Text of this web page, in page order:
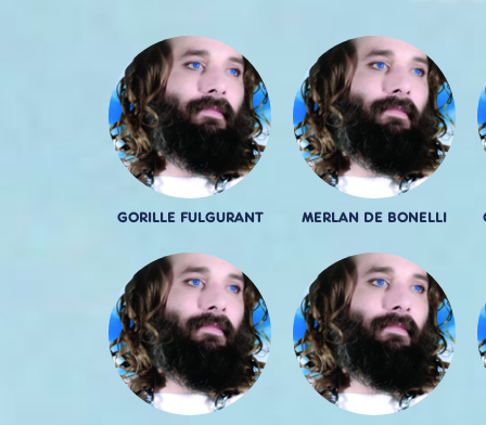
GORILLE FULGURANT MERLAN DE BONELLI